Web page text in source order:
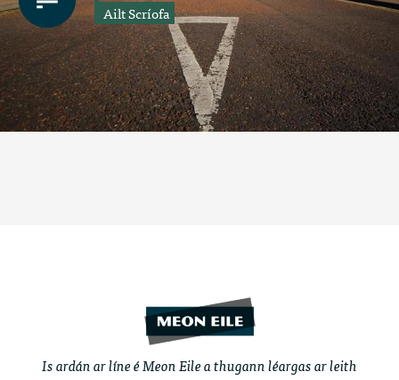
Ailt Scríofa
Is ardán ar líne é Meon Eile a thugann léargas ar leith